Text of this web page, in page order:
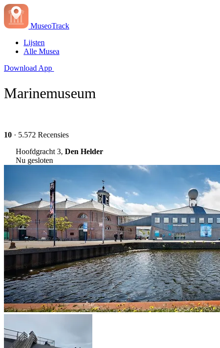
MuseoTrack
Lijsten
Alle Musea
Download App
Marinemuseum
10 · 5.572 Recensies
Hoofdgracht 3, Den Helder
Nu gesloten